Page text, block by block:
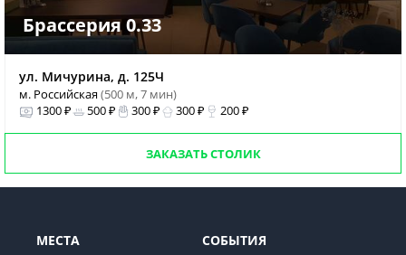
Брассерия 0.33
ул. Мичурина, д. 125Ч
м. Российская(500 м, 7 мин)
1300 ₽
500 ₽ 300 ₽ 300 ₽ 200 ₽
ЗАКАЗАТЬ СТОЛИК
МЕСТА
СОБЫТИЯ